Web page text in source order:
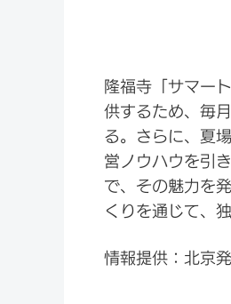
隆福寺「サマー
供するため、毎
る。さらに、夏
営ノウハウを引
で、その魅力を
くりを通じて、
情報提供：北京